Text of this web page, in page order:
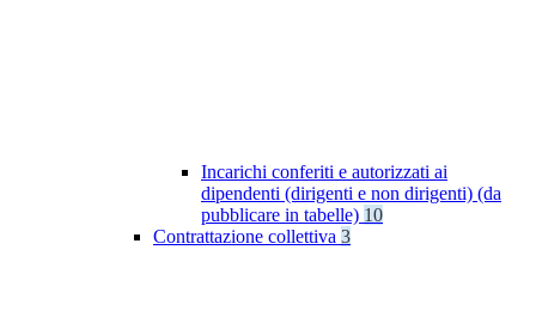
Incarichi conferiti e autorizzati ai
dipendenti (dirigenti e non dirigenti) (da
pubblicare in tabelle) 10
Contrattazione collettiva 3